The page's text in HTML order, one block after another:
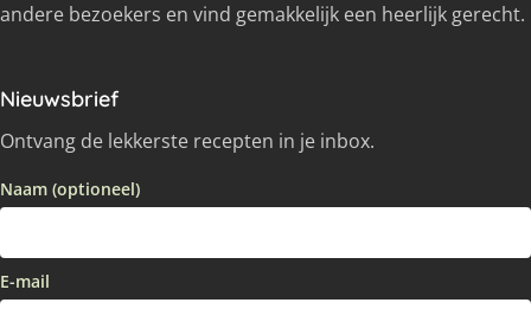
andere bezoekers en vind gemakkelijk een heerlijk gerecht.
Nieuwsbrief
Ontvang de lekkerste recepten in je inbox.
Naam (optioneel)
E-mail